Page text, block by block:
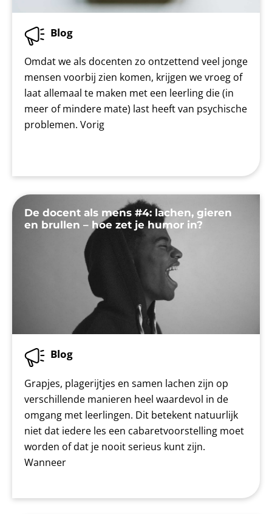
Blog
Omdat we als docenten zo ontzettend veel jonge
mensen voorbij zien komen, krijgen we vroeg of
laat allemaal te maken met een leerling die (in
meer of mindere mate) last heeft van psychische
problemen. Vorig
De docent als mens #4: lachen, gieren
en brullen – hoe zet je humor in?
Blog
Grapjes, plagerijtjes en samen lachen zijn op
verschillende manieren heel waardevol in de
omgang met leerlingen. Dit betekent natuurlijk
niet dat iedere les een cabaretvoorstelling moet
worden of dat je nooit serieus kunt zijn.
Wanneer